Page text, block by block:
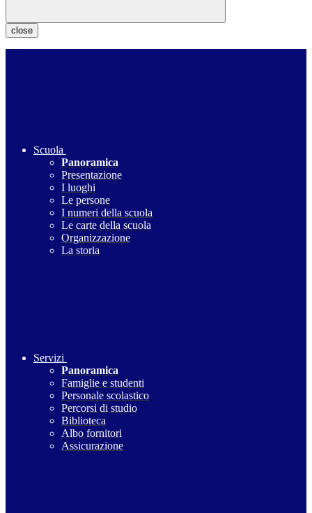
close
Scuola
Panoramica
Presentazione
I luoghi
Le persone
I numeri della scuola
Le carte della scuola
Organizzazione
La storia
Servizi
Panoramica
Famiglie e studenti
Personale scolastico
Percorsi di studio
Biblioteca
Albo fornitori
Assicurazione